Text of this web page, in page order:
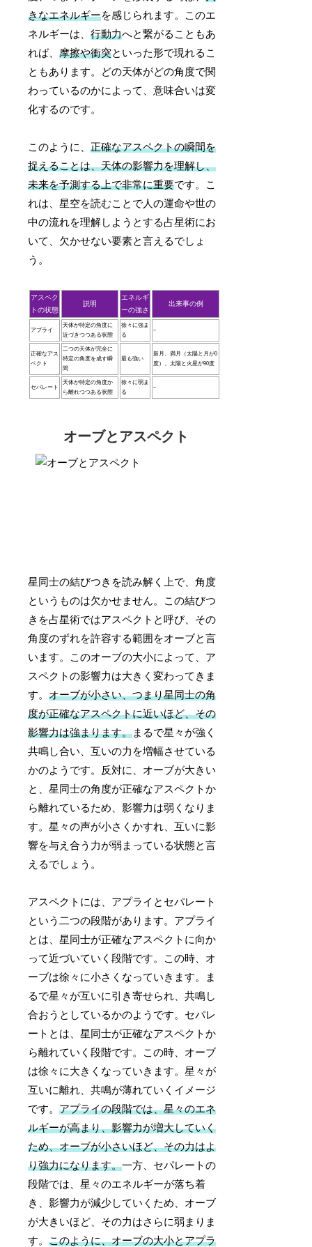
きなエネルギーを感じられます。このエ
ネルギーは、行動力へと繋がることもあ
れば、摩擦や衝突といった形で現れるこ
ともあります。どの天体がどの角度で関
わっているのかによって、意味合いは変
化するのです。
このように、正確なアスペクトの瞬間を
捉えることは、天体の影響力を理解し、
未来を予測する上で非常に重要です。こ
れは、星空を読むことで人の運命や世の
中の流れを理解しようとする占星術にお
いて、欠かせない要素と言えるでしょ
う。
アスペク
トの状態
説明
エネルギ
ーの強さ
出来事の例
アプライ
天体が特定の角度に
近づきつつある状態
徐々に強ま
る
–
正確なアス
ペクト
二つの天体が完全に
特定の角度を成す瞬
間
最も強い
新月、満月（太陽と月が0
度）、太陽と火星が90度
セパレート
天体が特定の角度か
ら離れつつある状態
徐々に弱ま
る
–
オーブとアスペクト
星同士の結びつきを読み解く上で、角度
というものは欠かせません。この結びつ
きを占星術ではアスペクトと呼び、その
角度のずれを許容する範囲をオーブと言
います。このオーブの大小によって、ア
スペクトの影響力は大きく変わってきま
す。オーブが小さい、つまり星同士の角
度が正確なアスペクトに近いほど、その
影響力は強まります。まるで星々が強く
共鳴し合い、互いの力を増幅させている
かのようです。反対に、オーブが大きい
と、星同士の角度が正確なアスペクトか
ら離れているため、影響力は弱くなりま
す。星々の声が小さくかすれ、互いに影
響を与え合う力が弱まっている状態と言
えるでしょう。
アスペクトには、アプライとセパレート
という二つの段階があります。アプライ
とは、星同士が正確なアスペクトに向か
って近づいていく段階です。この時、オ
ーブは徐々に小さくなっていきます。ま
るで星々が互いに引き寄せられ、共鳴し
合おうとしているかのようです。セパレ
ートとは、星同士が正確なアスペクトか
ら離れていく段階です。この時、オーブ
は徐々に大きくなっていきます。星々が
互いに離れ、共鳴が薄れていくイメージ
です。アプライの段階では、星々のエネ
ルギーが高まり、影響力が増大していく
ため、オーブが小さいほど、その力はよ
り強力になります。一方、セパレートの
段階では、星々のエネルギーが落ち着
き、影響力が減少していくため、オーブ
が大きいほど、その力はさらに弱まりま
す。このように、オーブの大小とアプラ